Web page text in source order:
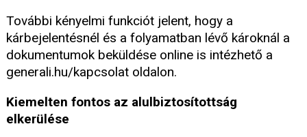
További kényelmi funkciót jelent, hogy a
kárbejelentésnél és a folyamatban lévő károknál a
dokumentumok beküldése online is intézhető a
generali.hu/kapcsolat oldalon.
Kiemelten fontos az alulbiztosítottság
elkerülése